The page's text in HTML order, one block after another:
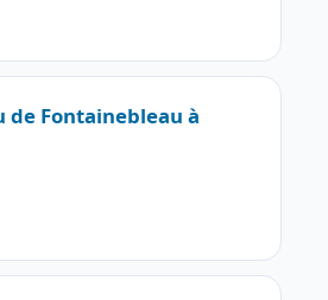
de Fontainebleau à